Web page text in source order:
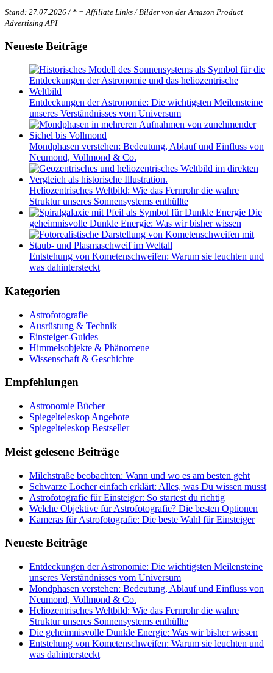
Stand: 27.07.2026 / * = Affiliate Links / Bilder von der Amazon Product
Advertising API
Neueste Beiträge
Entdeckungen der Astronomie: Die wichtigsten Meilensteine
unseres Verständnisses vom Universum
Mondphasen verstehen: Bedeutung, Ablauf und Einfluss von
Neumond, Vollmond & Co.
Heliozentrisches Weltbild: Wie das Fernrohr die wahre
Struktur unseres Sonnensystems enthüllte
Die
geheimnisvolle Dunkle Energie: Was wir bisher wissen
Entstehung von Kometenschweifen: Warum sie leuchten und
was dahintersteckt
Kategorien
Astrofotografie
Ausrüstung & Technik
Einsteiger-Guides
Himmelsobjekte & Phänomene
Wissenschaft & Geschichte
Empfehlungen
Astronomie Bücher
Spiegelteleskop Angebote
Spiegelteleskop Bestseller
Meist gelesene Beiträge
Milchstraße beobachten: Wann und wo es am besten geht
Schwarze Löcher einfach erklärt: Alles, was Du wissen musst
Astrofotografie für Einsteiger: So startest du richtig
Welche Objektive für Astrofotografie? Die besten Optionen
Kameras für Astrofotografie: Die beste Wahl für Einsteiger
Neueste Beiträge
Entdeckungen der Astronomie: Die wichtigsten Meilensteine
unseres Verständnisses vom Universum
Mondphasen verstehen: Bedeutung, Ablauf und Einfluss von
Neumond, Vollmond & Co.
Heliozentrisches Weltbild: Wie das Fernrohr die wahre
Struktur unseres Sonnensystems enthüllte
Die geheimnisvolle Dunkle Energie: Was wir bisher wissen
Entstehung von Kometenschweifen: Warum sie leuchten und
was dahintersteckt